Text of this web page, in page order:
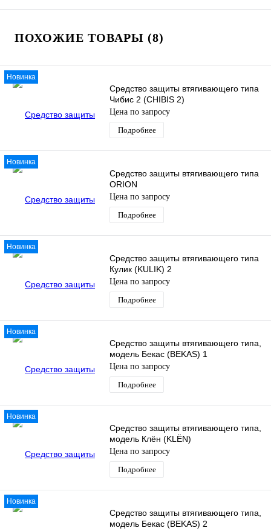
ПОХОЖИЕ ТОВАРЫ (8)
Новинка
Средство защиты втягивающего типа
Чибис 2 (CHIBIS 2)
Цена по запросу
Подробнее
Новинка
Средство защиты втягивающего типа
ORION
Цена по запросу
Подробнее
Новинка
Средство защиты втягивающего типа
Кулик (KULIK) 2
Цена по запросу
Подробнее
Новинка
Средство защиты втягивающего типа,
модель Бекас (BEKAS) 1
Цена по запросу
Подробнее
Новинка
Средство защиты втягивающего типа,
модель Клён (KLЁN)
Цена по запросу
Подробнее
Новинка
Средство защиты втягивающего типа,
модель Бекас (BEKAS) 2